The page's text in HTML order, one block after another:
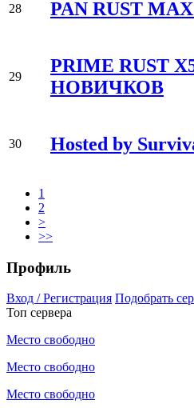
28 PAN RUST
29
PRIME RUST
НОВИЧКОВ
30 Hosted by
1
2
>
>>
Профиль
Вход / Регистрация Подобрать
Топ сервера
Место свободно
Место свободно
Место свободно